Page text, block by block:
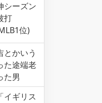
シーズン
打
位)
とかいう
た途端老
た男
イギリス